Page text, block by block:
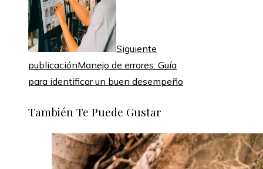
Siguiente
publicaciónManejo de errores: Guía
para identificar un buen desempeño
También Te Puede Gustar